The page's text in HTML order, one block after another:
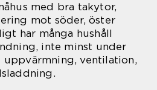
med bra takytor,
mot söder, öster
har många hushåll
inte minst under
ventilation,